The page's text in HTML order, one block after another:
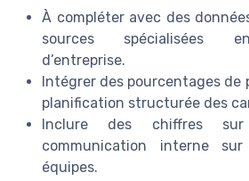
À compléter avec des
sources spécialisées
d’entreprise.
Intégrer des pourcentages de
planification structurée des
Inclure des chiffres
communication interne sur
équipes.